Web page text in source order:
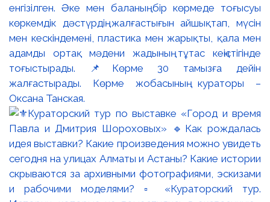
енгізілген. Әке мен баланың бір көрмеде тоғысуы
көркемдік дәстүрдің жалғастығын айшықтап, мүсін
мен кескіндемені, пластика мен жарықты, қала мен
адамды ортақ мәдени жадының тұтас кеңістігінде
тоғыстырады. 📌Көрме 30 тамызға дейін
жалғастырады. Көрме жобасының кураторы –
Оксана Танская.